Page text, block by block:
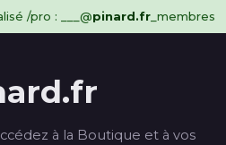
/pro : ___@pinard.fr_membres
à la Boutique et à vos